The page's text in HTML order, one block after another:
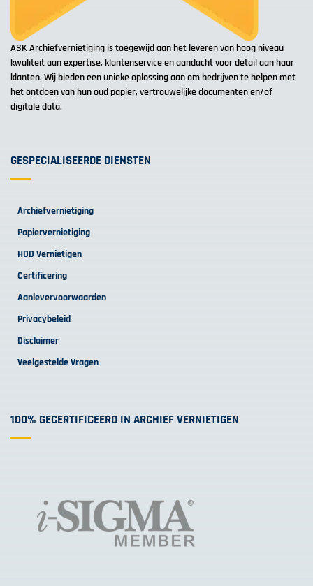
ASK Archiefvernietiging is toegewijd aan het leveren van hoog niveau
kwaliteit aan expertise, klantenservice en aandacht voor detail aan haar
klanten. Wij bieden een unieke oplossing aan om bedrijven te helpen met
het ontdoen van hun oud papier, vertrouwelijke documenten en/of
digitale data.
GESPECIALISEERDE DIENSTEN
Archiefvernietiging
Papiervernietiging
HDD Vernietigen
Certificering
Aanlevervoorwaarden
Privacybeleid
Disclaimer
Veelgestelde Vragen
100% GECERTIFICEERD IN ARCHIEF VERNIETIGEN